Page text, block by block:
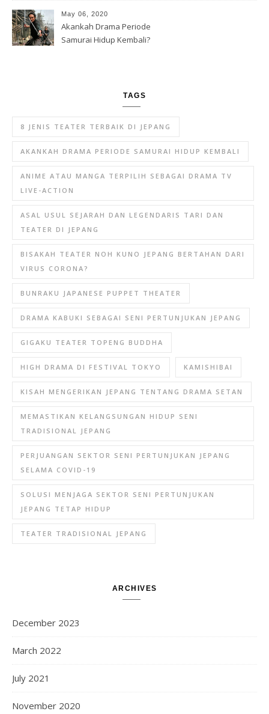
May 06, 2020
Akankah Drama Periode
Samurai Hidup Kembali?
TAGS
8 JENIS TEATER TERBAIK DI JEPANG
AKANKAH DRAMA PERIODE SAMURAI HIDUP KEMBALI
ANIME ATAU MANGA TERPILIH SEBAGAI DRAMA TV
LIVE-ACTION
ASAL USUL SEJARAH DAN LEGENDARIS TARI DAN
TEATER DI JEPANG
BISAKAH TEATER NOH KUNO JEPANG BERTAHAN DARI
VIRUS CORONA?
BUNRAKU JAPANESE PUPPET THEATER
DRAMA KABUKI SEBAGAI SENI PERTUNJUKAN JEPANG
GIGAKU TEATER TOPENG BUDDHA
HIGH DRAMA DI FESTIVAL TOKYO KAMISHIBAI
KISAH MENGERIKAN JEPANG TENTANG DRAMA SETAN
MEMASTIKAN KELANGSUNGAN HIDUP SENI
TRADISIONAL JEPANG
PERJUANGAN SEKTOR SENI PERTUNJUKAN JEPANG
SELAMA COVID-19
SOLUSI MENJAGA SEKTOR SENI PERTUNJUKAN
JEPANG TETAP HIDUP
TEATER TRADISIONAL JEPANG
ARCHIVES
December 2023
March 2022
July 2021
November 2020